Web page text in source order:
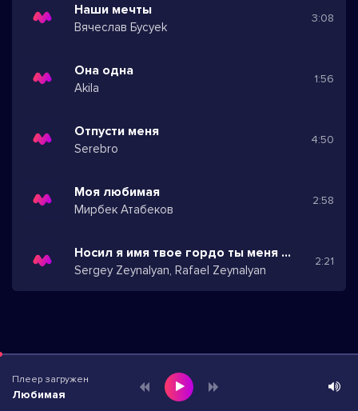
Наши мечты
Вячеслав Бусуek
3:08
Она одна
Akila
1:56
Отпусти меня
Serebro
4:50
Моя любимая
Мирбек Атабеков
2:58
Носил я имя твое гордо ты меня прости
Sergey Zeynalyan, Rafael Zeynalyan
2:21
Плеер загружен
Любимая